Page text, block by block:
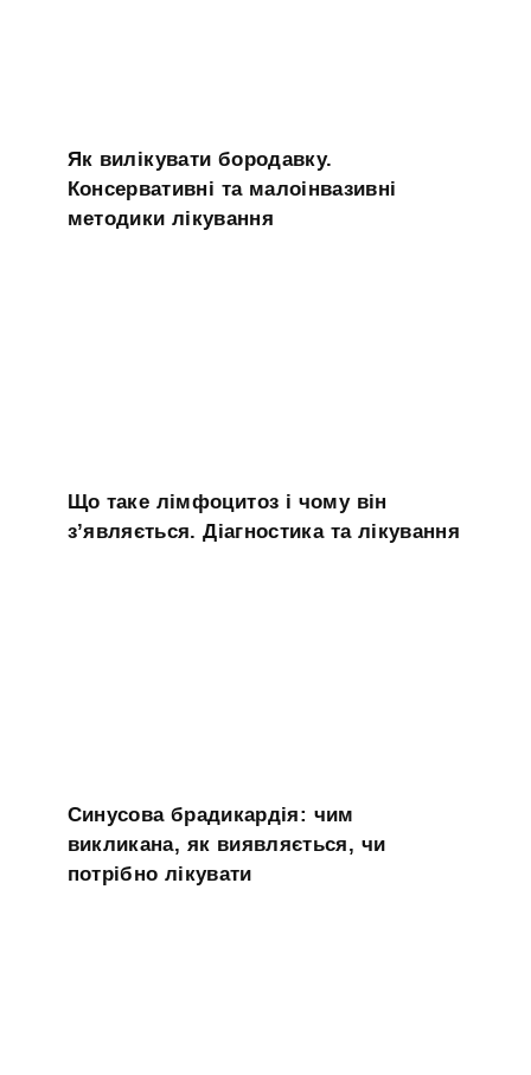
Як вилікувати бородавку.
Консервативні та малоінвазивні
методики лікування
Що таке лімфоцитоз і чому він
з’являється. Діагностика та лікування
Синусова брадикардія: чим
викликана, як виявляється, чи
потрібно лікувати